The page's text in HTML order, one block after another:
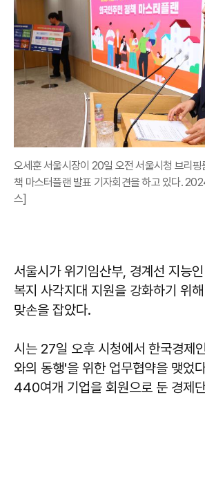
오세훈 서울시장이 20일 오전 서울시청 브리핑
책 마스터플랜 발표 기자회견을 하고 있다.
스]
서울시가 위기임산부, 경계선 지능
복지 사각지대 지원을 강화하기 위
맞손을 잡았다.
시는 27일 오후 시청에서 한국경제
와의 동행'을 위한 업무협약을 맺었
440여개 기업을 회원으로 둔 경제